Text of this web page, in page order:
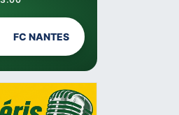
FC NANTES